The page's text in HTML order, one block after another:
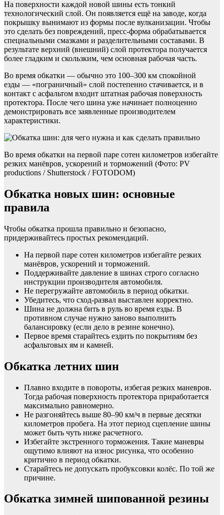
На поверхности каждой новой шины есть тонкий
технологический слой. Он появляется ещё на заводе, когда
покрышку вынимают из формы после вулканизации. Чтобы
это сделать без повреждений, пресс-форма обрабатывается
специальными смазками и разделительными составами. В
результате верхний (внешний) слой протектора получается
более гладким и скользким, чем основная рабочая часть.
Во время обкатки — обычно это 100–300 км спокойной
езды — «пограничный» слой постепенно стачивается, и в
контакт с асфальтом входит штатная рабочая поверхность
протектора. После чего шина уже начинает полноценно
демонстрировать все заявленные производителем
характеристики.
Во время обкатки на первой паре сотен километров избегайте
резких манёвров, ускорений и торможений (Фото: PV
productions / Shutterstock / FOTODOM)
Обкатка новых шин: основные
правила
Чтобы обкатка прошла правильно и безопасно,
придерживайтесь простых рекомендаций.
На первой паре сотен километров избегайте резких
манёвров, ускорений и торможений.
Поддерживайте давление в шинах строго согласно
инструкции производителя автомобиля.
Не перегружайте автомобиль в период обкатки.
Убедитесь, что сход-развал выставлен корректно.
Шина не должна бить в руль во время езды. В
противном случае нужно заново выполнить
балансировку (если дело в резине конечно).
Первое время старайтесь ездить по покрытиям без
асфальтовых ям и камней.
Обкатка летних шин
Плавно входите в повороты, избегая резких маневров.
Тогда рабочая поверхность протектора приработается
максимально равномерно.
Не разгоняйтесь выше 80–90 км/ч в первые десятки
километров пробега. На этот период сцепление шины
может быть чуть ниже расчетного.
Избегайте экстренного торможения. Такие маневры
ощутимо влияют на износ рисунка, что особенно
критично в период обкатки.
Старайтесь не допускать пробуксовки колёс. По той же
причине.
Обкатка зимней шипованной резины